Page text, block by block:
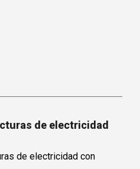
de electricidad